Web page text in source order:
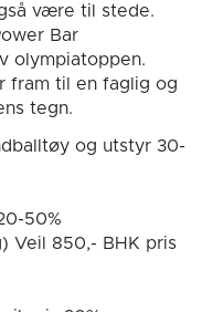
være til stede.
Bar
olympiatoppen.
fram til en faglig og
tegn.
og utstyr 30-
50%
Veil 850,- BHK pris